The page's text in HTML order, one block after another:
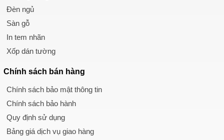
Đèn ngủ
Sàn gỗ
In tem nhãn
Xốp dán tường
Chính sách bán hàng
Chính sách bảo mật thông tin
Chính sách bảo hành
Quy định sử dụng
Bảng giá dịch vụ giao hàng